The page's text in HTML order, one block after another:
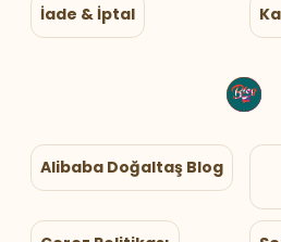
İade & İptal
Alibaba Doğaltaş Blog